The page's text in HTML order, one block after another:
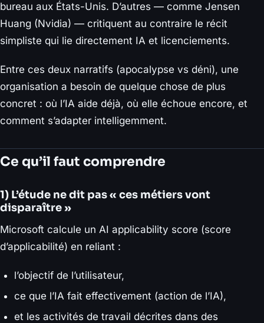
bureau aux États-Unis. D’autres — comme Jensen
Huang (Nvidia) — critiquent au contraire le récit
simpliste qui lie directement IA et licenciements.
Entre ces deux narratifs (apocalypse vs déni), une
organisation a besoin de quelque chose de plus
concret : où l’IA aide déjà, où elle échoue encore, et
comment s’adapter intelligemment.
Ce qu’il faut comprendre
1) L’étude ne dit pas « ces métiers vont
disparaître »
Microsoft calcule un AI applicability score (score
d’applicabilité) en reliant :
l’objectif de l’utilisateur,
ce que l’IA fait effectivement (action de l’IA),
et les activités de travail décrites dans des